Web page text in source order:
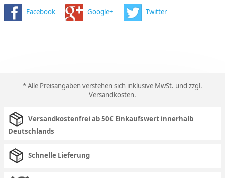
Facebook Google+ Twitter
* Alle Preisangaben verstehen sich inklusive MwSt. und zzgl.
Versandkosten.
Versandkostenfrei ab 50€ Einkaufswert innerhalb
Deutschlands
Schnelle Lieferung